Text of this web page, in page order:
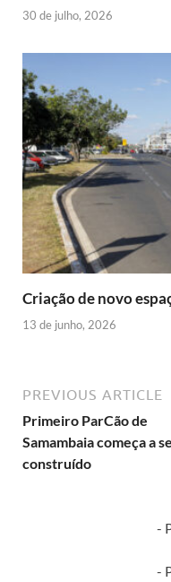
30 de julho, 2026
Criação de novo
13 de junho, 2026
PREVIOUS ARTICLE
Primeiro ParCão de
Samambaia começa a
construído
-
-